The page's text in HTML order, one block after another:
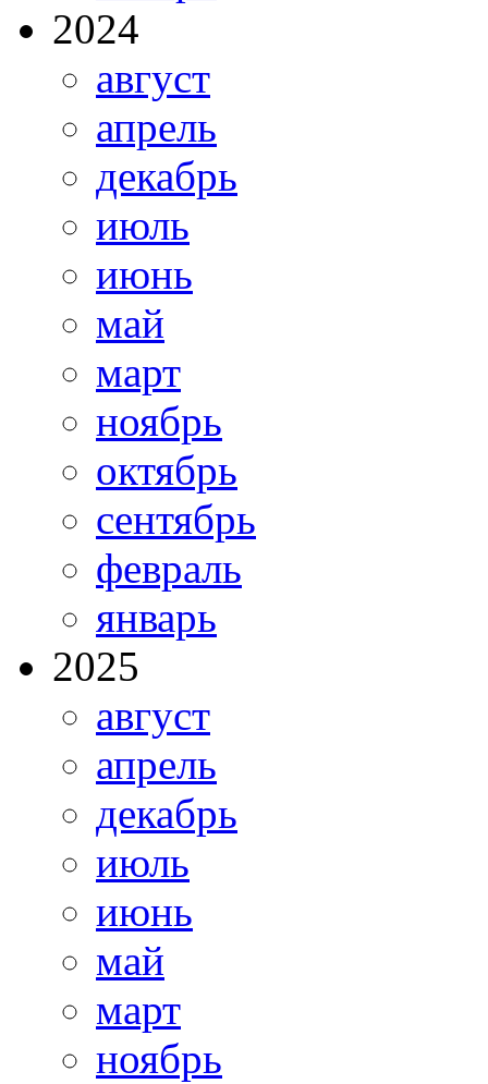
2024
август
апрель
декабрь
июль
июнь
май
март
ноябрь
октябрь
сентябрь
февраль
январь
2025
август
апрель
декабрь
июль
июнь
май
март
ноябрь